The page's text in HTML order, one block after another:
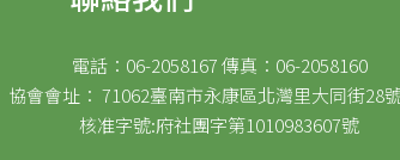
電話：06-2058167 傳真：06-2058160
協會會址： 71062臺南市永康區北灣里大同街28
核准字號:府社團字第1010983607號